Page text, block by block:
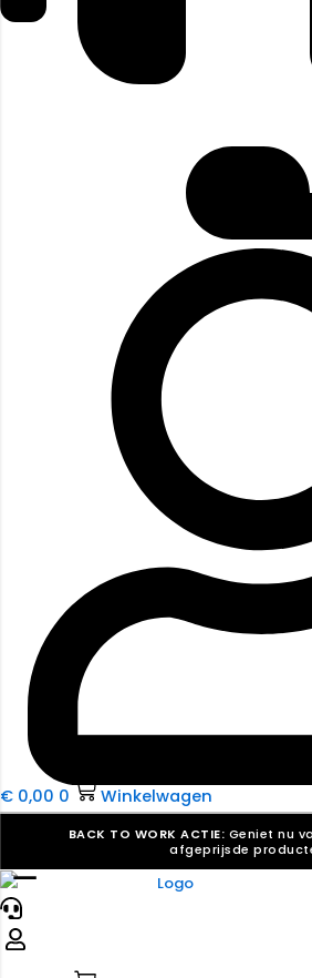
€ 0,00 0 Winkelwagen
BACK TO WORK ACTIE: Geniet nu
afgeprijsde
Verkiezingsdrukwerk nodig? Maak
☰